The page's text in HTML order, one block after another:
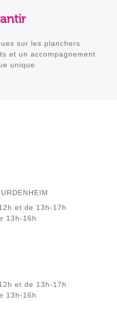
sur les planchers
et un accompagnement
unique
et de 13h-17h
13h-16h
et de 13h-17h
13h-16h